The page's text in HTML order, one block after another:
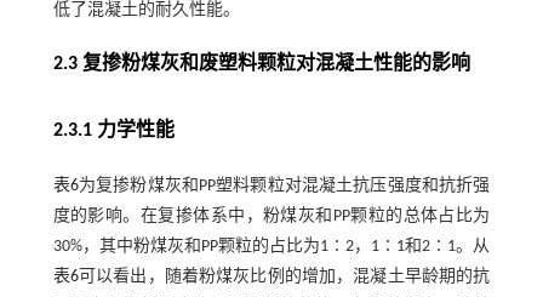
低了混凝土的耐久性能。
2.3 复掺粉煤灰和废塑料颗粒对混凝土性能的影响
2.3.1 力学性能
表6为复掺粉煤灰和PP塑料颗粒对混凝土抗压强度和抗折强
度的影响。在复掺体系中，粉煤灰和PP颗粒的总体占比为
30%，其中粉煤灰和PP颗粒的占比为1∶2，1∶1和2∶1。从
表6可以看出，随着粉煤灰比例的增加，混凝土早龄期的抗